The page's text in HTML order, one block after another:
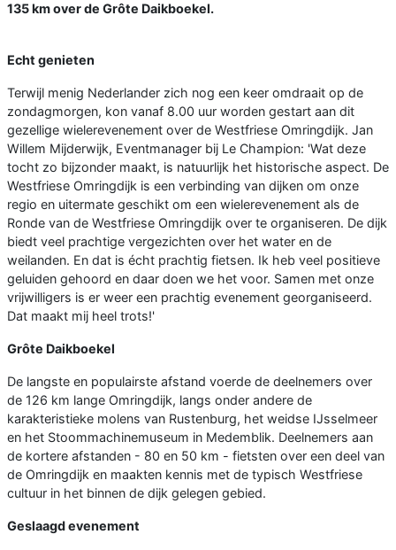
135 km over de Grôte Daikboekel.
Echt genieten
Terwijl menig Nederlander zich nog een keer omdraait op de
zondagmorgen, kon vanaf 8.00 uur worden gestart aan dit
gezellige wielerevenement over de Westfriese Omringdijk. Jan
Willem Mijderwijk, Eventmanager bij Le Champion: 'Wat deze
tocht zo bijzonder maakt, is natuurlijk het historische aspect. De
Westfriese Omringdijk is een verbinding van dijken om onze
regio en uitermate geschikt om een wielerevenement als de
Ronde van de Westfriese Omringdijk over te organiseren. De dijk
biedt veel prachtige vergezichten over het water en de
weilanden. En dat is écht prachtig fietsen. Ik heb veel positieve
geluiden gehoord en daar doen we het voor. Samen met onze
vrijwilligers is er weer een prachtig evenement georganiseerd.
Dat maakt mij heel trots!'
Grôte Daikboekel
De langste en populairste afstand voerde de deelnemers over
de 126 km lange Omringdijk, langs onder andere de
karakteristieke molens van Rustenburg, het weidse IJsselmeer
en het Stoommachinemuseum in Medemblik. Deelnemers aan
de kortere afstanden - 80 en 50 km - fietsten over een deel van
de Omringdijk en maakten kennis met de typisch Westfriese
cultuur in het binnen de dijk gelegen gebied.
Geslaagd evenement